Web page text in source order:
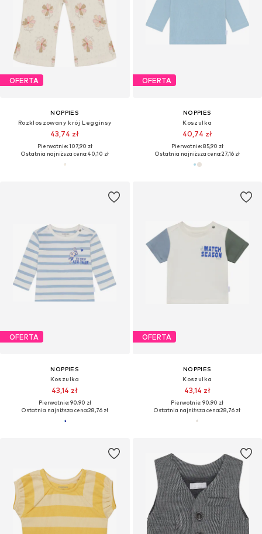
OFERTA
NOPPIES
Rozkloszowany krój Legginsy
43,74 zł
Pierwotnie: 107,90 zł
Ostatnia najniższa cena:40,10 zł
OFERTA
NOPPIES
Koszulka
40,74 zł
Pierwotnie: 85,90 zł
Ostatnia najniższa cena:27,16 zł
OFERTA
NOPPIES
Koszulka
43,14 zł
Pierwotnie: 90,90 zł
Ostatnia najniższa cena:28,76 zł
OFERTA
NOPPIES
Koszulka
43,14 zł
Pierwotnie: 90,90 zł
Ostatnia najniższa cena:28,76 zł